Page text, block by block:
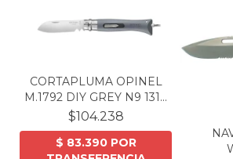
CORTAPLUMA OPINEL
M.1792 DIY GREY N9 131...
$104.238